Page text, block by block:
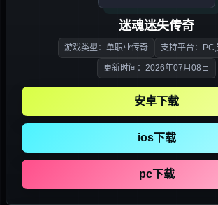
迷魂迷失传奇
游戏类型：单职业传奇 支持平台：
更新时间：2026年07月08日
安卓下载
ios下载
pc下载